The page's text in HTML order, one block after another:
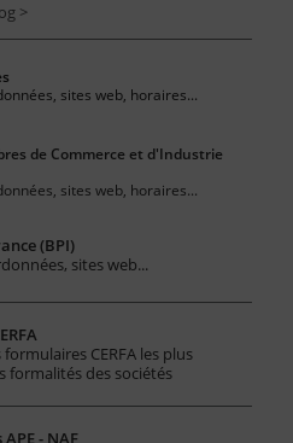
>
sites web, horaires...
de Commerce et d'Industrie
sites web, horaires...
(BPI)
sites web...
CERFA les plus
formalités des sociétés
- NAF